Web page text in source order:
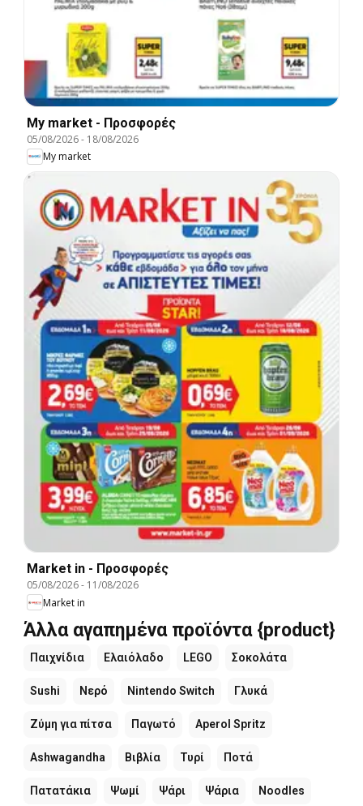
My market - Προσφορές
05/08/2026- 18/08/2026
My market
Market in - Προσφορές
05/08/2026- 11/08/2026
Market in
Άλλα αγαπημένα προϊόντα {product}
Παιχνίδια Ελαιόλαδο LEGO Σοκολάτα
Sushi Νερό Nintendo Switch Γλυκά
Ζύμη για πίτσα Παγωτό Aperol Spritz
Ashwagandha Βιβλία Τυρί Ποτά
Πατατάκια Ψωμί Ψάρι Ψάρια Noodles